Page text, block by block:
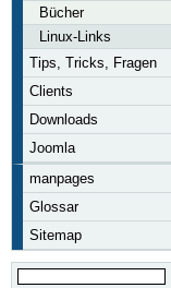
Bücher
Linux-Links
Tips, Tricks, Fragen
Clients
Downloads
Joomla
manpages
Glossar
Sitemap